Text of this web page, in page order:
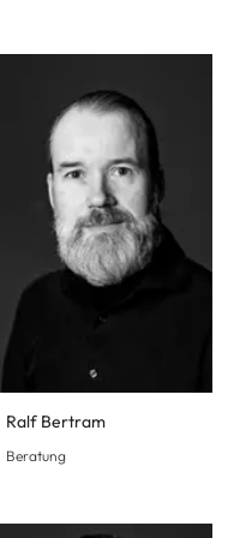
Ralf Bertram
Beratung